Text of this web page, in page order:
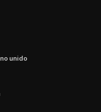
unido